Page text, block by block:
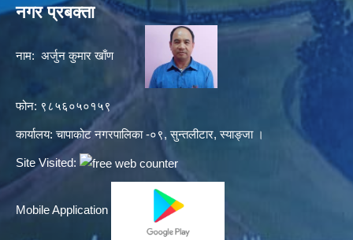
नगर प्रबक्ता
नाम: अर्जुन कुमार खाँण
फोन: ९८५६०५०१५९
कार्यालय: चापाकोट नगरपालिका -०९, सुन्तलीटार, स्याङ्जा ।
Site Visited:
Mobile Application